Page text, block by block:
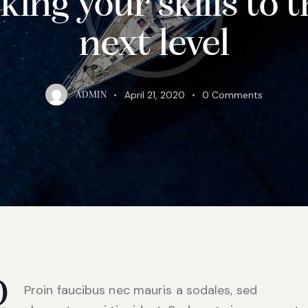
next level
ADMIN April 21, 2020 0 Comments
Proin faucibus nec mauris a sodales, sed